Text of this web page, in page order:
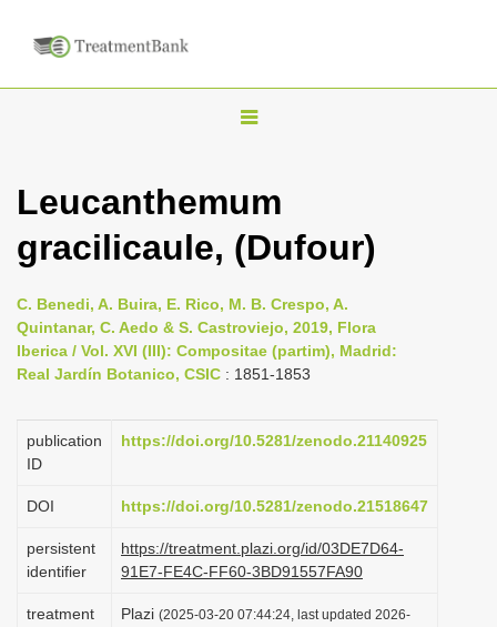
T
g
l
e
n
a
v
g
o
n
Leucanthemum
gracilicaule, (Dufour)
C. Benedi, A. Buira, E. Rico, M. B. Crespo, A.
Quintanar, C. Aedo & S. Castroviejo, 2019, Flora
Iberica / Vol. XVI (III): Compositae (partim), Madrid:
Real Jardín Botanico, CSIC : 1851-1853
publication
ID
https://doi.org/10.5281/zenodo.21140925
DOI https://doi.org/10.5281/zenodo.21518647
persistent
identifier
https://treatment.plazi.org/id/03DE7D64-
91E7-FE4C-FF60-3BD91557FA90
treatment
Plazi (2025-03-20 07:44:24, last updated 2026-